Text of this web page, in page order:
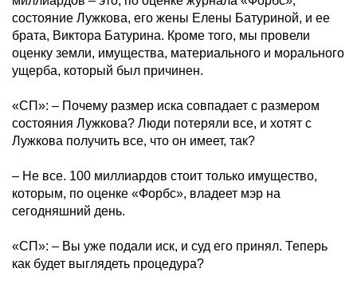
состояние Лужкова, его жены Елены Батуриной, и ее
брата, Виктора Батурина. Кроме того, мы провели
оценку земли, имущества, материального и морального
ущерба, который был причинен.
«СП»: – Почему размер иска совпадает с размером
состояния Лужкова? Люди потеряли все, и хотят с
Лужкова получить все, что он имеет, так?
– Не все. 100 миллиардов стоит только имущество,
которым, по оценке «Форбс», владеет мэр на
сегодняшний день.
«СП»: – Вы уже подали иск, и суд его принял. Теперь
как будет выглядеть процедура?